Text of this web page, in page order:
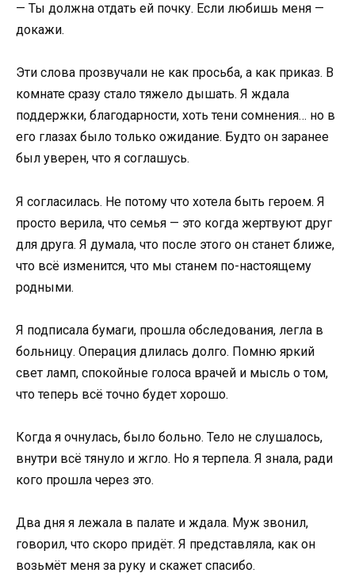
— Ты должна отдать ей почку. Если любишь меня —
докажи.
Эти слова прозвучали не как просьба, а как приказ. В
комнате сразу стало тяжело дышать. Я ждала
поддержки, благодарности, хоть тени сомнения… но в
его глазах было только ожидание. Будто он заранее
был уверен, что я соглашусь.
Я согласилась. Не потому что хотела быть героем. Я
просто верила, что семья — это когда жертвуют друг
для друга. Я думала, что после этого он станет ближе,
что всё изменится, что мы станем по-настоящему
родными.
Я подписала бумаги, прошла обследования, легла в
больницу. Операция длилась долго. Помню яркий
свет ламп, спокойные голоса врачей и мысль о том,
что теперь всё точно будет хорошо.
Когда я очнулась, было больно. Тело не слушалось,
внутри всё тянуло и жгло. Но я терпела. Я знала, ради
кого прошла через это.
Два дня я лежала в палате и ждала. Муж звонил,
говорил, что скоро придёт. Я представляла, как он
возьмёт меня за руку и скажет спасибо.